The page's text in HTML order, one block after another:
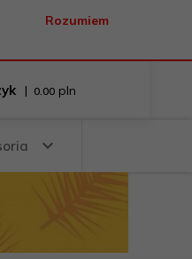
Rozumiem
| 0.00 pln